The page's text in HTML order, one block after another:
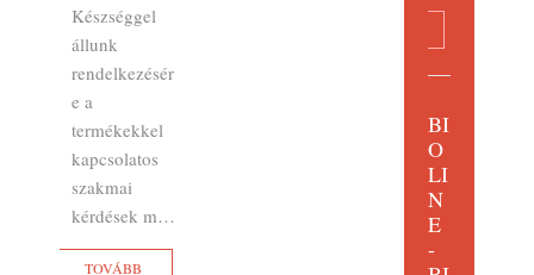
Készséggel
állunk
rendelkezésér
e a
termékekkel
kapcsolatos
szakmai
kérdések m…
TOVÁBB
BI
O
LI
N
E
-